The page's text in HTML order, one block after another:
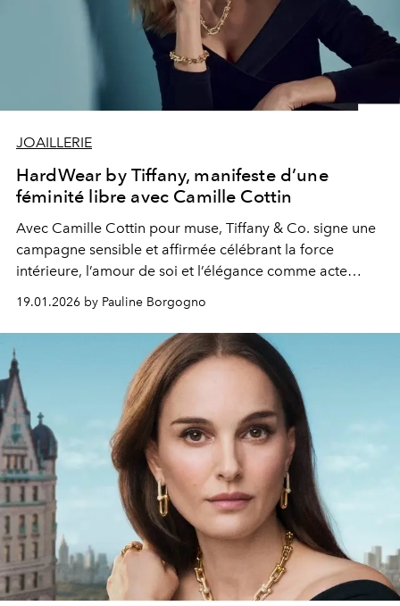
JOAILLERIE
HardWear by Tiffany, manifeste d’une
féminité libre avec Camille Cottin
Avec Camille Cottin pour muse, Tiffany & Co. signe une
campagne sensible et affirmée célébrant la force
intérieure, l’amour de soi et l’élégance comme acte
d’émancipation.
19.01.2026 by Pauline Borgogno